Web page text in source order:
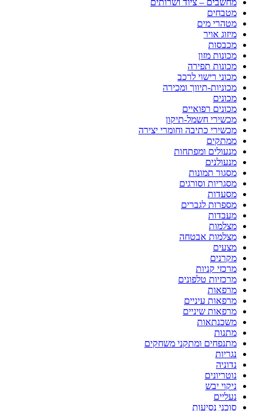
מחשבים – ציוד ושרותים
מטבחים
מטהרי מים
מיזוג אויר
מכבסות
מכונות מזון
מכונות תפירה
מכוני רישוי לרכב
מכוניות-תיווך ומכירה
מכונים
מכונים רפואיים
מכשירי חשמל-תיקון
מכשירי כתיבה וחומרי יצירה
ממתקים
מנעולים ומפתחות
מנעולנים
מסגור תמונות
מסגריות וסורגים
מסעדות
מספרות לגברים
מעבדות
מצלמות
מצלמות אבטחה
מצעים
מקרנים
מרכזי קניות
מרכזיות טלפונים
מרפאות
מרפאות עיניים
מרפאות שיניים
משכנתאות
מתנות
מתנפחים ומתקני משחקים
נגריות
נדוניה
נוטריונים
ניקוי יבש
נעליים
סוכני נסיעות